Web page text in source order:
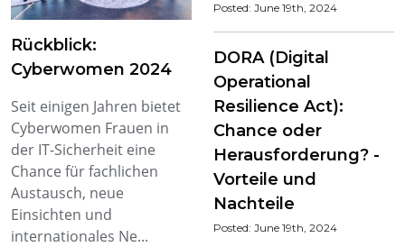
Rückblick:
Cyberwomen 2024
Seit einigen Jahren bietet
Cyberwomen Frauen in
der IT-Sicherheit eine
Chance für fachlichen
Austausch, neue
Einsichten und
internationales Ne...
Posted: June 19th, 2024
DORA (Digital
Operational
Resilience Act):
Chance oder
Herausforderung? -
Vorteile und
Nachteile
Posted: June 19th, 2024